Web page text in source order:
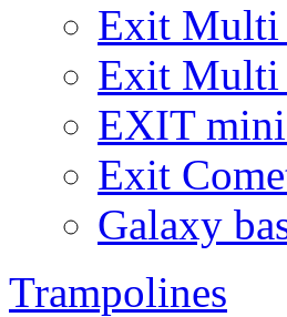
Exit Multi
Exit Multi
EXIT
Exit
Galaxy
Trampolines